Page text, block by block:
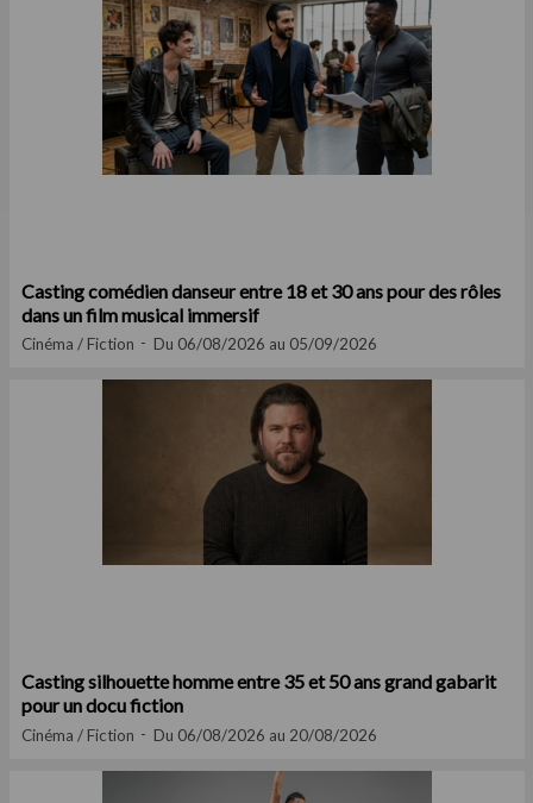
Casting comédien danseur entre 18 et 30 ans pour des rôles
dans un film musical immersif
Cinéma / Fiction Du 06/08/2026 au 05/09/2026
Casting silhouette homme entre 35 et 50 ans grand gabarit
pour un docu fiction
Cinéma / Fiction Du 06/08/2026 au 20/08/2026